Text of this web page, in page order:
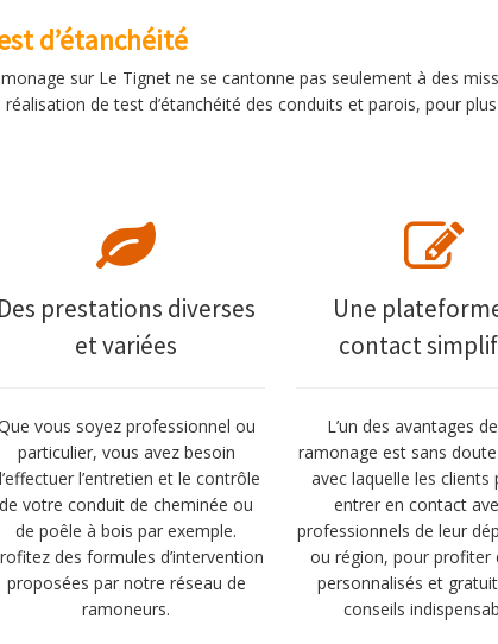
d’étanchéité
sur Le Tignet ne se cantonne pas seulement à des
de test d’étanchéité des conduits et parois, pour
Des prestations diverses
et variées
vous soyez professionnel ou
particulier, vous avez besoin
l’entretien et le contrôle
de votre conduit de cheminée ou
de poêle à bois par exemple.
des formules d’intervention
proposées par notre réseau de
ramoneurs.
Une
contact
L’un des avantages
ramonage est sans
avec laquelle les clients
entrer en contact
professionnels de leur
ou région, pour profiter
personnalisés et
conseils